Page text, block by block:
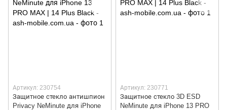
Артикул: 230754
Защитное стекло антишпион
Privacy NeMinute для iPhone
Артикул: 230771
Защитное стекло 3D ESD
NeMinute для iPhone 13 PRO